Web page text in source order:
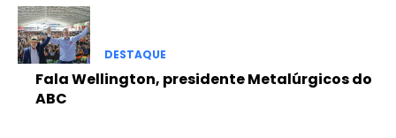
DESTAQUE
Fala Wellington, presidente Metalúrgicos do
ABC